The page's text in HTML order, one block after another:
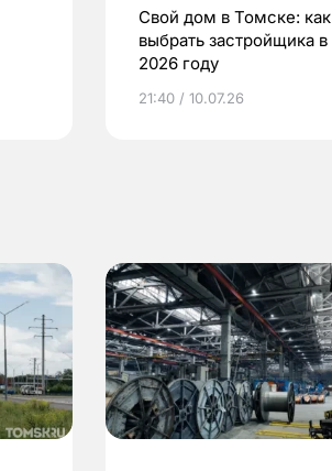
Свой дом в Томске: как
выбрать застройщика в
2026 году
21:40 / 10.07.26